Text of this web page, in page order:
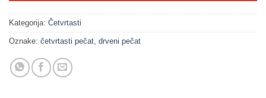
Kategorija: Četvrtasti
Oznake: četvrtasti pečat, drveni pečat